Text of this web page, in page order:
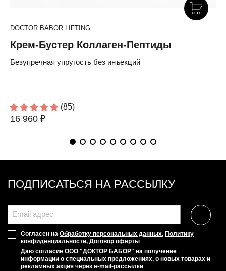
DOCTOR BABOR LIFTING
Крем-Бустер Коллаген-Пептиды
Безупречная упругость без инъекций
(85)
16 960 ₽
ПОДПИСАТЬСЯ НА РАССЫЛКУ
Согласен на Обработку персональных данных, Политику
конфиденциальности, Договор оферты
Даю согласие ООО "ДОКТОР БАБОР" на получение
информации о специальных предложениях, о новых товарах и
рекламных акция через e-mail-рассылки